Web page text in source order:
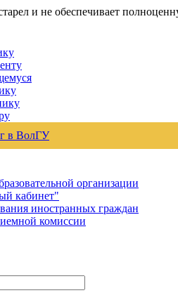
и не обеспечивает
в ВолГУ
организации
кабинет"
иностранных граждан
комиссии